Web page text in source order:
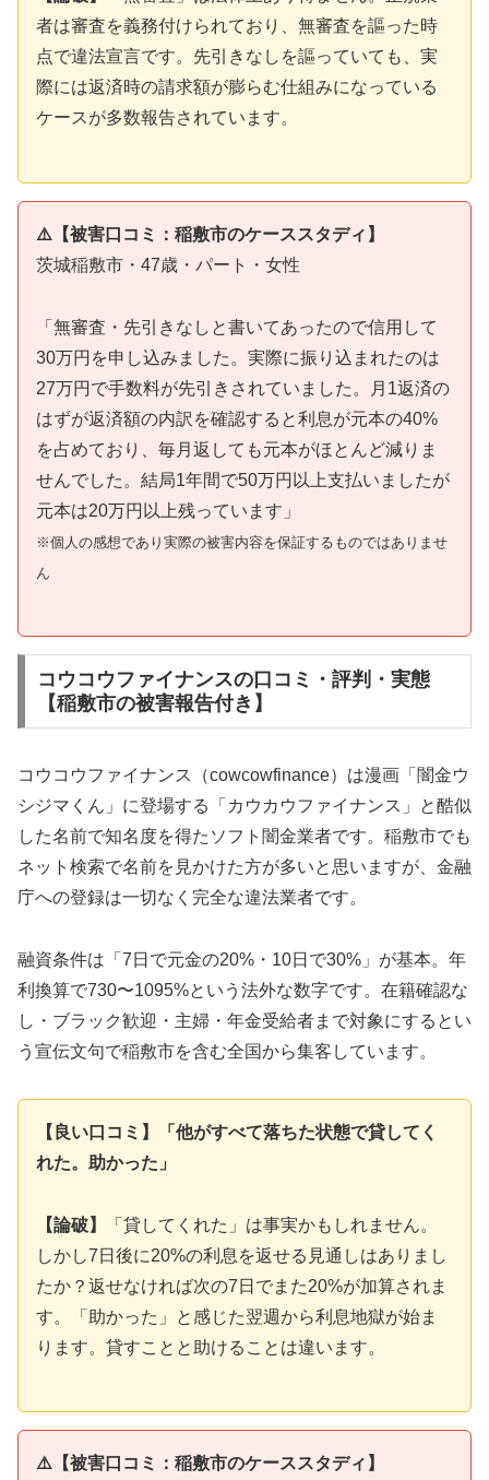
者は審査を義務付けられており、無審査を謳った時
点で違法宣言です。先引きなしを謳っていても、実
際には返済時の請求額が膨らむ仕組みになっている
ケースが多数報告されています。
⚠️【被害口コミ：稲敷市のケーススタディ】
茨城稲敷市・47歳・パート・女性
「無審査・先引きなしと書いてあったので信用して
30万円を申し込みました。実際に振り込まれたのは
27万円で手数料が先引きされていました。月1返済の
はずが返済額の内訳を確認すると利息が元本の40%
を占めており、毎月返しても元本がほとんど減りま
せんでした。結局1年間で50万円以上支払いましたが
元本は20万円以上残っています」
※個人の感想であり実際の被害内容を保証するものではありませ
ん
コウコウファイナンスの口コミ・評判・実態
【稲敷市の被害報告付き】
コウコウファイナンス（cowcowfinance）は漫画「闇金ウ
シジマくん」に登場する「カウカウファイナンス」と酷似
した名前で知名度を得たソフト闇金業者です。稲敷市でも
ネット検索で名前を見かけた方が多いと思いますが、金融
庁への登録は一切なく完全な違法業者です。
融資条件は「7日で元金の20%・10日で30%」が基本。年
利換算で730〜1095%という法外な数字です。在籍確認な
し・ブラック歓迎・主婦・年金受給者まで対象にするとい
う宣伝文句で稲敷市を含む全国から集客しています。
【良い口コミ】「他がすべて落ちた状態で貸してく
れた。助かった」
【論破】
「貸してくれた」は事実かもしれません。
しかし7日後に20%の利息を返せる見通しはありまし
たか？返せなければ次の7日でまた20%が加算されま
す。「助かった」と感じた翌週から利息地獄が始ま
ります。貸すことと助けることは違います。
⚠️【被害口コミ：稲敷市のケーススタディ】